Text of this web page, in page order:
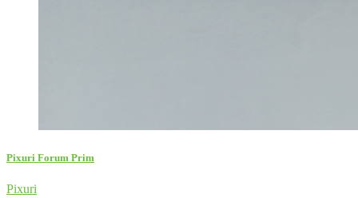
Pixuri Forum Prim
Pixuri